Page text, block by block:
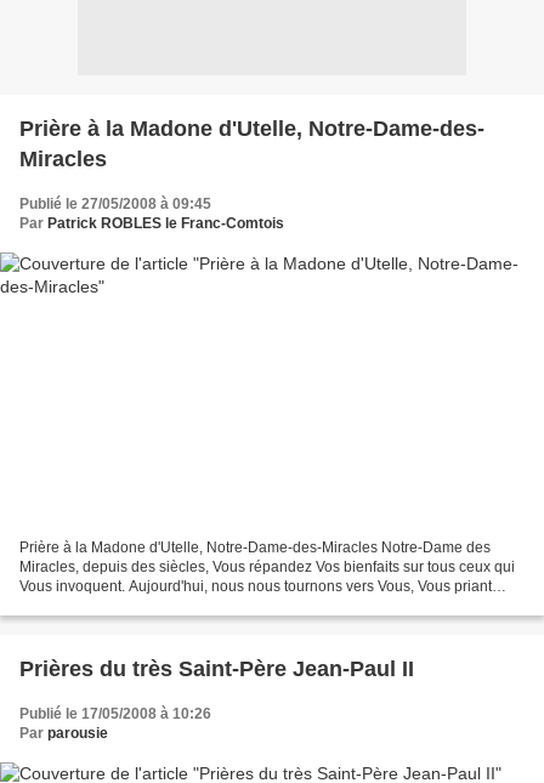
Prière à la Madone d'Utelle, Notre-Dame-des-
Miracles
Publié le 27/05/2008 à 09:45
Par Patrick ROBLES le Franc-Comtois
Prière à la Madone d'Utelle, Notre-Dame-des-Miracles Notre-Dame des
Miracles, depuis des siècles, Vous répandez Vos bienfaits sur tous ceux qui
Vous invoquent. Aujourd'hui, nous nous tournons vers Vous, Vous priant
Prières du très Saint-Père Jean-Paul II
Publié le 17/05/2008 à 10:26
Par parousie